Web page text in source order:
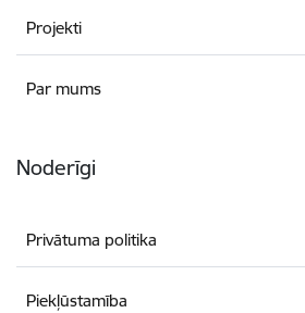
Projekti
Par mums
Noderīgi
Privātuma politika
Piekļūstamība